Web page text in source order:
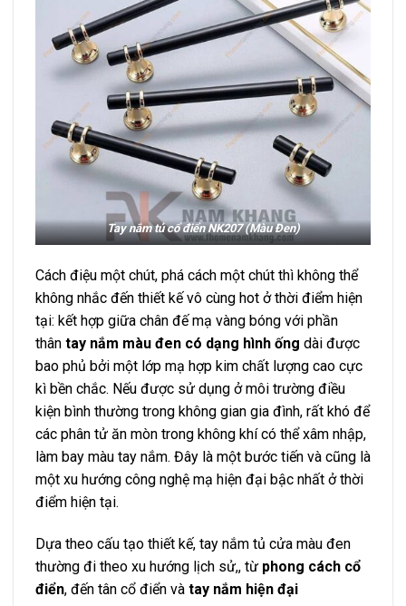
Tay nắm tủ cổ điển NK207 (Màu Đen)
Cách điệu một chút, phá cách một chút thì không thể
không nhắc đến thiết kế vô cùng hot ở thời điểm hiện
tại: kết hợp giữa chân đế mạ vàng bóng với phần
thân tay nắm màu đen có dạng hình ống dài được
bao phủ bởi một lớp mạ hợp kim chất lượng cao cực
kì bền chắc. Nếu được sử dụng ở môi trường điều
kiện bình thường trong không gian gia đình, rất khó để
các phân tử ăn mòn trong không khí có thể xâm nhập,
làm bay màu tay nắm. Đây là một bước tiến và cũng là
một xu hướng công nghệ mạ hiện đại bậc nhất ở thời
điểm hiện tại.
Dựa theo cấu tạo thiết kế, tay nắm tủ cửa màu đen
thường đi theo xu hướng lịch sử,, từ phong cách cổ
điển, đến tân cổ điển và tay nắm hiện đại